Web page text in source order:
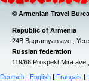
© Armenian Travel
Republic of Armenia
24B Bagramyan ave.,
Russian federation
119/68 Prospekt Mira
Deutsch English Français